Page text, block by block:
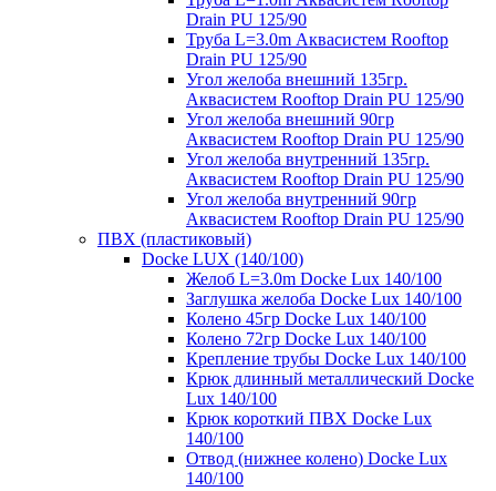
Drain PU 125/90
Труба L=3.0m Аквасистем Rooftop
Drain PU 125/90
Угол желоба внешний 135гр.
Аквасистем Rooftop Drain PU 125/90
Угол желоба внешний 90гр
Аквасистем Rooftop Drain PU 125/90
Угол желоба внутренний 135гр.
Аквасистем Rooftop Drain PU 125/90
Угол желоба внутренний 90гр
Аквасистем Rooftop Drain PU 125/90
ПВХ (пластиковый)
Docke LUX (140/100)
Желоб L=3.0m Docke Lux 140/100
Заглушка желоба Docke Lux 140/100
Колено 45гр Docke Lux 140/100
Колено 72гр Docke Lux 140/100
Крепление трубы Docke Lux 140/100
Крюк длинный металлический Docke
Lux 140/100
Крюк короткий ПВХ Docke Lux
140/100
Отвод (нижнее колено) Docke Lux
140/100